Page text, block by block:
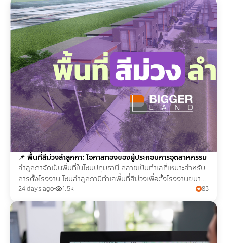
📌 พื้นที่สีม่วงลำลูกกา: โอกาสทองของผู้ประกอบการอุตสาหกรรม
ลำลูกกาจัดเป็นพื้นที่ในโซนปทุมธานี กลายเป็นทำเลที่เหมาะสำหรับ
การตั้งโรงงาน โซนลำลูกกามีทำเลพื้นที่สีม่วงเพื่อตั้งโรงงานขนาด
เล็กจนถึงใหญ่
24 days ago 1.5k 83